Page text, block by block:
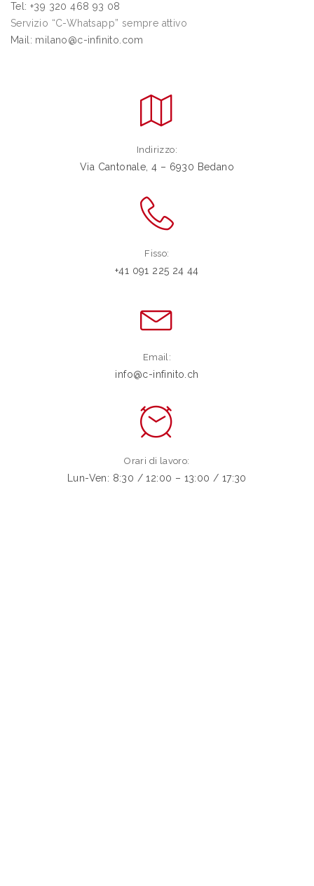
Tel: +39 320 468 93 08
Servizio “C-Whatsapp” sempre attivo
Mail: milano@c-infinito.com
Indirizzo:
Via Cantonale, 4 – 6930 Bedano
Fisso:
+41 091 225 24 44
Email:
info@c-infinito.ch
Orari di lavoro:
Lun-Ven: 8:30 / 12:00 – 13:00 / 17:30